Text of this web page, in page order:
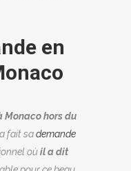
en
Monaco hors du
a fait sademande
oùil a dit